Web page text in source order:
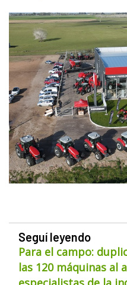
Seguí leyendo
Para el campo:
las 120 máquinas al